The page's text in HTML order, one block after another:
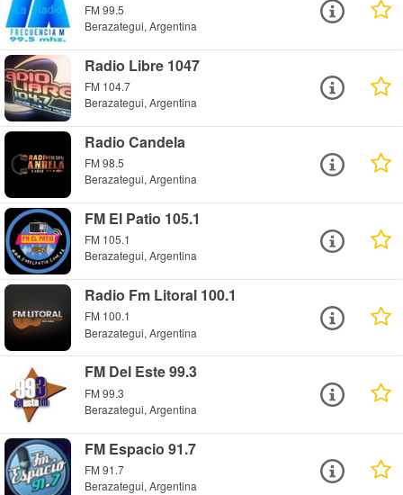
FM 99.5
Berazategui, Argentina
Radio Libre 1047
FM 104.7
Berazategui, Argentina
Radio Candela
FM 98.5
Berazategui, Argentina
FM El Patio 105.1
FM 105.1
Berazategui, Argentina
Radio Fm Litoral 100.1
FM 100.1
Berazategui, Argentina
FM Del Este 99.3
FM 99.3
Berazategui, Argentina
FM Espacio 91.7
FM 91.7
Berazategui, Argentina